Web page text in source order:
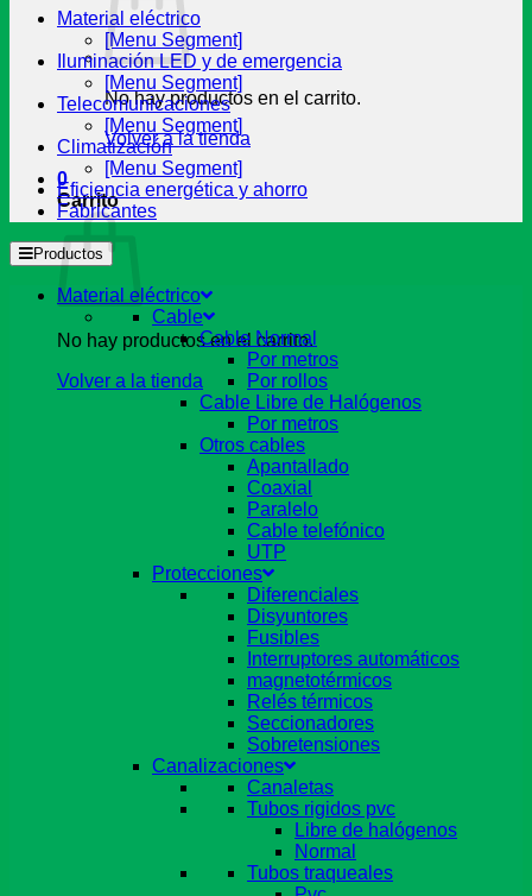
No hay productos en el carrito.
Volver a la tienda
0
Carrito
No hay productos en el carrito.
Volver a la tienda
Material eléctrico
[Menu Segment]
Iluminación LED y de emergencia
[Menu Segment]
Telecomunicaciones
[Menu Segment]
Climatización
[Menu Segment]
Eficiencia energética y ahorro
Fabricantes
Productos
Material eléctrico
Cable
Cable Normal
Por metros
Por rollos
Cable Libre de Halógenos
Por metros
Otros cables
Apantallado
Coaxial
Paralelo
Cable telefónico
UTP
Protecciones
Diferenciales
Disyuntores
Fusibles
Interruptores automáticos
magnetotérmicos
Relés térmicos
Seccionadores
Sobretensiones
Canalizaciones
Canaletas
Tubos rigidos pvc
Libre de halógenos
Normal
Tubos traqueales